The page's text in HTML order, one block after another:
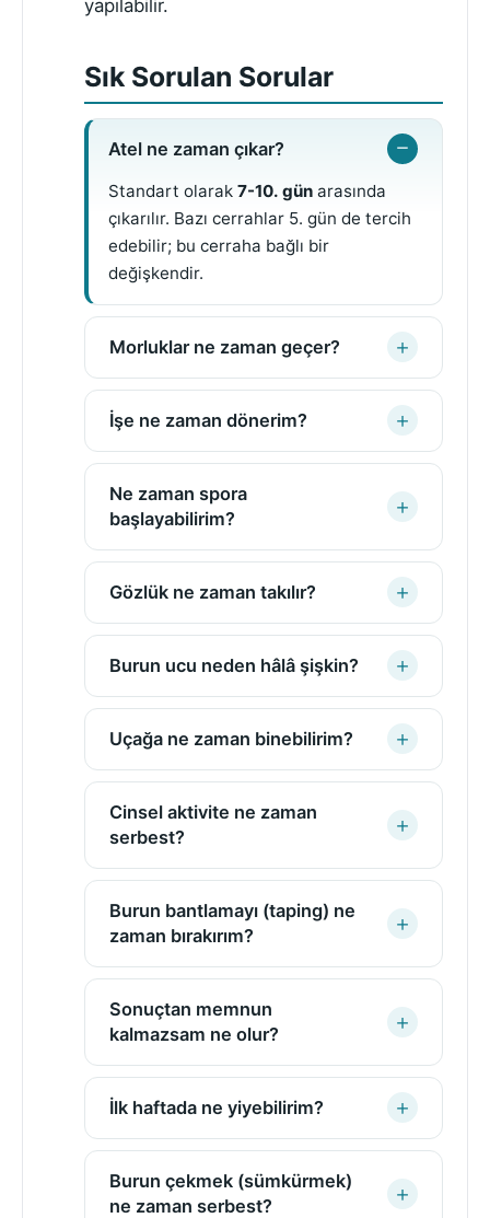
yapılabilir.
Sık Sorulan Sorular
Atel ne zaman çıkar?
Standart olarak 7-10. gün arasında
çıkarılır. Bazı cerrahlar 5. gün de tercih
edebilir; bu cerraha bağlı bir
değişkendir.
Morluklar ne zaman geçer?
İşe ne zaman dönerim?
Ne zaman spora
başlayabilirim?
Gözlük ne zaman takılır?
Burun ucu neden hâlâ şişkin?
Uçağa ne zaman binebilirim?
Cinsel aktivite ne zaman
serbest?
Burun bantlamayı (taping) ne
zaman bırakırım?
Sonuçtan memnun
kalmazsam ne olur?
İlk haftada ne yiyebilirim?
Burun çekmek (sümkürmek)
ne zaman serbest?